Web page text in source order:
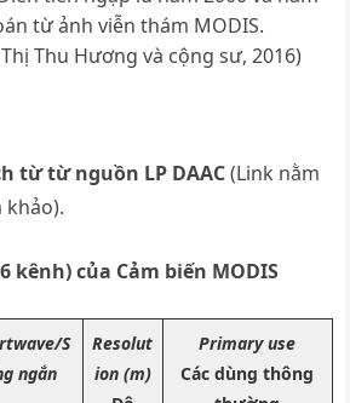
từ ảnh viễn thám MODIS.
Thu Hương và cộng sư, 2016)
từ từ nguồn LP DAAC(Link nằm
khảo).
kênh) của Cảm biến MODIS
S
ngắn
Resolut
ion (m)
Primary use
Các dùng thông